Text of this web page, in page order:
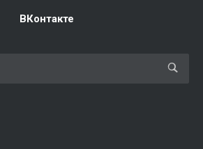
ВКонтакте